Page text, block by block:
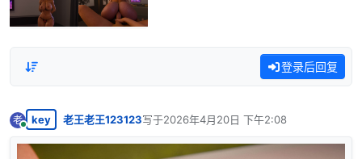
登录后回复
老
在线
key 老王老王123123写于2026年4月20日 下午2:08
最后由 编辑